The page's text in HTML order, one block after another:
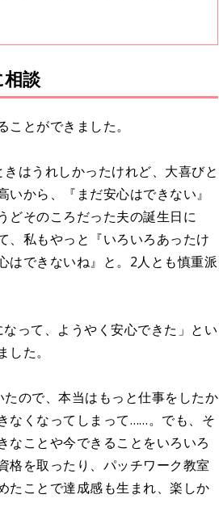
談
とができました。
はうれしかったけれど、大喜びと
いから、『まだ安心はできない』
どそのころだった夫の誕生日に
、私もやっと『いろいろあったけ
はできないね』と。2人とも慎重派
って、ようやく安心できた」とい
た。
ので、本当はもっと仕事をしたか
なくなってしまって……。でも、そ
なことや今できることをいろいろ
格を取ったり、パッチワーク教室
たことで達成感も生まれ、楽しか